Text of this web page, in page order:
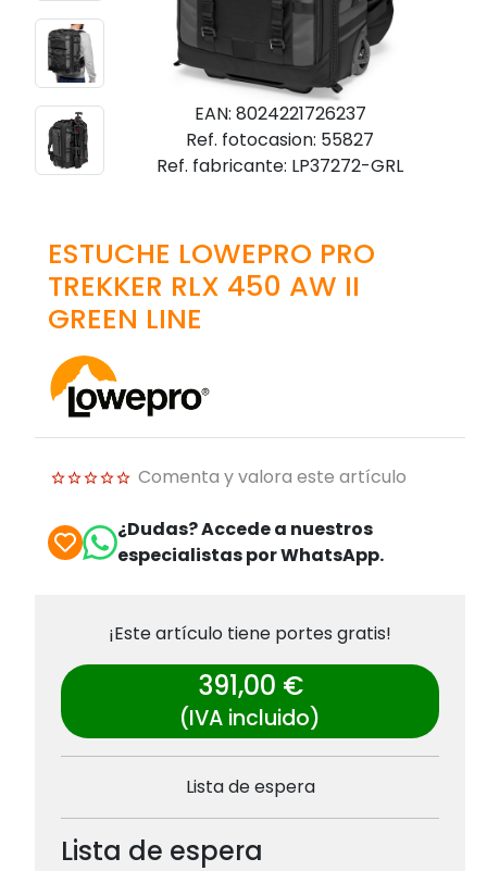
EAN: 8024221726237
Ref. fotocasion: 55827
Ref. fabricante: LP37272-GRL
ESTUCHE LOWEPRO PRO
TREKKER RLX 450 AW II
GREEN LINE
Comenta y valora este artículo
¿Dudas? Accede a nuestros
especialistas por WhatsApp.
¡Este artículo tiene portes gratis!
391,00 €
(IVA incluido)
Lista de espera
Lista de espera